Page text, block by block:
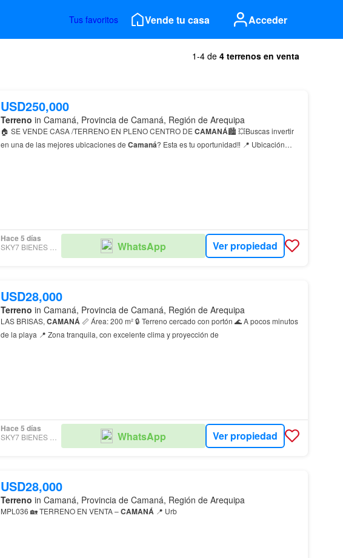
Tus favoritos Vende tu casa Acceder
1-4 de 4 terrenos en venta
USD250,000
Terreno in Camaná, Provincia de Camaná, Región de Arequipa
🏠 SE VENDE CASA /TERRENO EN PLENO CENTRO DE CAMANÁ🏙️ 💥Buscas invertir
en una de las mejores ubicaciones de Camaná? Esta es tu oportunidad‼️ 📍 Ubicación
Hace 5 días
SKY7 BIENES RAÍCES WhatsApp Ver propiedad
USD28,000
Terreno in Camaná, Provincia de Camaná, Región de Arequipa
LAS BRISAS, CAMANÁ 📏 Área: 200 m² 🔒 Terreno cercado con portón 🌊 A pocos minutos
de la playa 📍 Zona tranquila, con excelente clima y proyección de
Hace 5 días
SKY7 BIENES RAÍCES WhatsApp Ver propiedad
USD28,000
Terreno in Camaná, Provincia de Camaná, Región de Arequipa
MPL036 🏡 TERRENO EN VENTA –CAMANÁ 📍 Urb